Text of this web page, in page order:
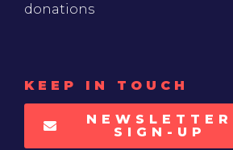
donations
KEEP IN TOUCH
NEWSLETTER
SIGN-UP